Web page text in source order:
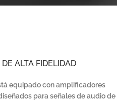
ALTA FIDELIDAD
equipado con amplificadores
para señales de audio de